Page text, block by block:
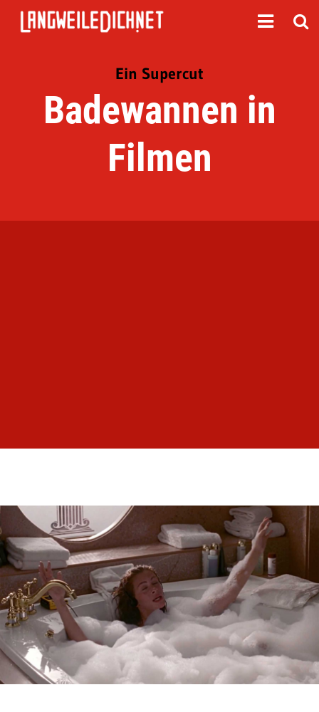
Ein Supercut
Badewannen in
Filmen